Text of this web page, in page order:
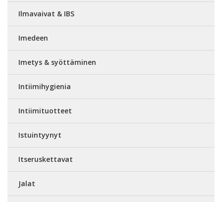
Ilmavaivat & IBS
Imedeen
Imetys & syöttäminen
Intiimihygienia
Intiimituotteet
Istuintyynyt
Itseruskettavat
Jalat